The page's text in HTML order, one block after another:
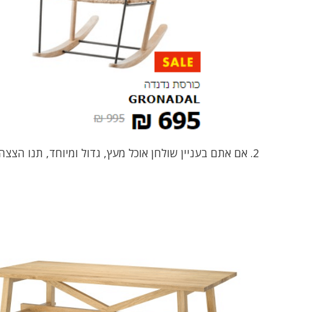
2. אם אתם בעניין שולחן אוכל מעץ, גדול ומיוחד, תנו הצצה לשולחן המיוחד הזה: